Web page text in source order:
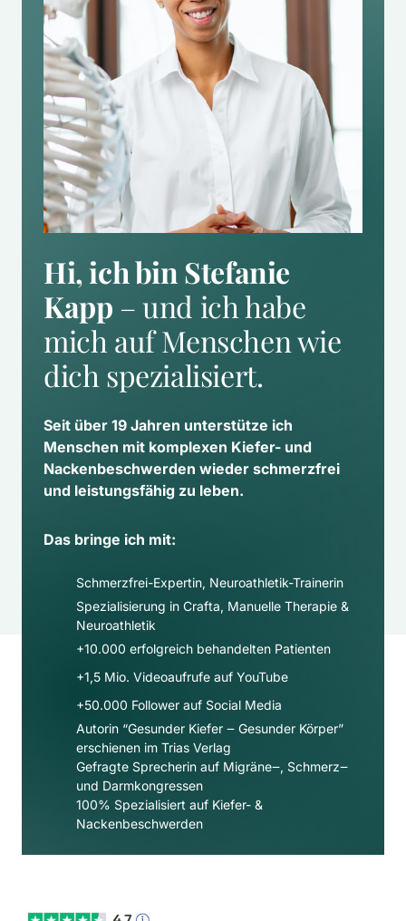
Hi, ich bin Stefanie
Kapp – und ich habe
mich auf Menschen wie
dich spezialisiert.
Seit über 19 Jahren unterstütze ich
Menschen mit komplexen Kiefer- und
Nackenbeschwerden wieder schmerzfrei
und leistungsfähig zu leben.
Das bringe ich mit:
Schmerzfrei-Expertin, Neuroathletik-Trainerin
Spezialisierung in Crafta, Manuelle Therapie &
Neuroathletik
+10.000 erfolgreich behandelten Patienten
+1,5 Mio. Videoaufrufe auf YouTube
+50.000 Follower auf Social Media​
Autorin “Gesunder Kiefer ‒ Gesunder Körper”
erschienen im Trias Verlag
Gefragte Sprecherin auf Migräne‒, Schmerz‒
und Darmkongressen
100% Spezialisiert auf Kiefer- &
Nackenbeschwerden